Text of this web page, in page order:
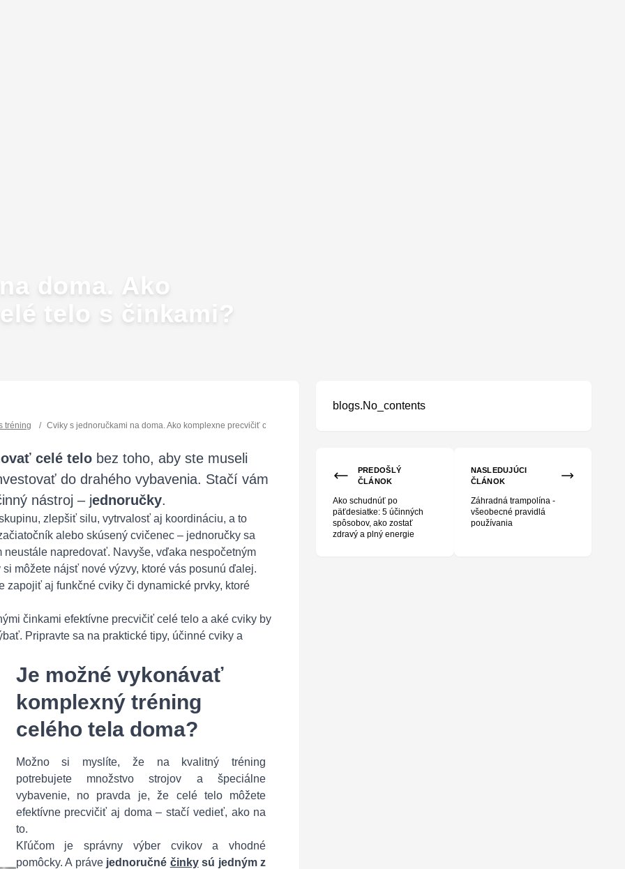
doma. Ako
telo s činkami?
tréning / Cviky s jednoručkami na doma. Ako komplexne precvičiť celé telo s činkami?
celé telo bez toho, aby ste museli
do drahého vybavenia. Stačí vám
nástroj – jednoručky.
zlepšiť silu, vytrvalosť aj koordináciu, a to
alebo skúsený cvičenec – jednoručky sa
napredovať. Navyše, vďaka nespočetným
môžete nájsť nové výzvy, ktoré vás posunú ďalej.
zapojiť aj funkčné cviky či dynamické prvky, ktoré
činkami efektívne precvičiť celé telo a aké cviky by
Pripravte sa na praktické tipy, účinné cviky a
Je možné vykonávať
komplexný tréning
celého tela doma?
Možno si myslíte, že na kvalitný tréning
potrebujete množstvo strojov a špeciálne
vybavenie, no pravda je, že celé telo môžete
efektívne precvičiť aj doma – stačí vedieť, ako na
to.
Kľúčom je správny výber cvikov a vhodné
pomôcky. A práve jednoručné činkysú jedným z
blogs.No_contents
PREDOŠLÝ
ČLÁNOK
Ako schudnúť po
päťdesiatke: 5 účinných
spôsobov, ako zostať
zdravý a plný energie
NASLEDUJÚCI
ČLÁNOK
Záhradná trampolína -
všeobecné pravidlá
používania